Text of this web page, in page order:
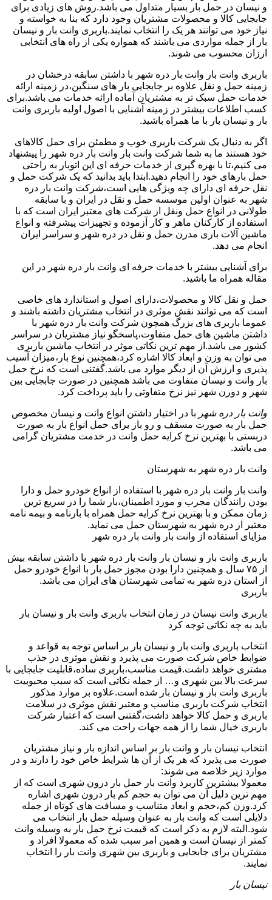
و نیسان در حمل بار بسیار متداول می باشد.روش های زیادی برای
جابجایی کالا و محصولات مشتریان وجود دارد که بنا به خواسته و
نیاز خود می توانند هر یک را انتخاب نمایند.باربری وانت بار و نیسان
بار از جمله مواردی می باشند که همواره یکی از راه های انتخابی
ارزان محسوب می شوند.
باربری وانت بار وانت بار دره شهر با داشتن سابقه درخشان در
زمینه حمل و نقل علاوه بر جابجایی بار های سنگین،در زمینه ارائه
خدمات حمل سبک تر به مشتریان آماده ارائه خدمات می باشد.برای
کسب اطلاعات بیشتر در زمینه آشنایی با اصول اولیه باربری وانت
بار و نیسان بار با ما همراه باشید.
اگر به دنبال یک شرکت باربری خوب و مطمئن برای حمل کالاهای
خود هستند ما به شما شرکت وانت بار وانت بار دره شهر را پیشنهاد
می کنیم،تا با بهره گیری از خدمات حرفه ای این اتوبار به راحتی
حمل بارهای خود را انجام دهید.ابتدا باید بدانید که یک شرکت حمل و
نقل حرفه ای دارای چه ویژگی هایی است،شرکت وانت بار دره
شهر به عنوان اولین موسسه حمل و نقل در ایران و با سابقه
طولانی در انواع حمل ونقل از شرکت های معتبر ایران است که با
استفاده از کارکنان ماهر و کار آزموده و تجهیزات پیشرفته و انواع
ماشین آلات باری مدرن حمل و نقل در دره شهر و سراسر ایران
انجام می دهد.
برای آشنایی بیشتر با خدمات حرفه ای وانت بار دره شهر در این
مقاله همراه ما باشید.
حمل و نقل کالا و محصولات،دارای اصول و استاندارد های خاصی
است که می توانند نقش موثری در انتخاب مشتریان داشته باشند و
عموما باربری های بزرگ همچون شرکت وانت بار دره شهر با
داشتن ماشین های حمل متفاوت،پاسخگو نیاز مشتریان در سراسر
کشور می باشد.از مهم ترین نکاتی موثر در انتخاب ماشین باربری
می توان به وزن و ابعاد کالا اشاره کرد،همچنین نوع بار،میزان آسیب
پذیری و ارزش آن از دیگر موارد می باشد.گفتنی است که نرخ حمل
بار وانت و نیسان متفاوت می باشد همچنین در صورت جابجایی بین
شهر و دورن شهر نیز نرخ متفاوتی را باید پرداخت کرد.
وانت بار دره شهر با در اختیار داشتن انواع وانت و نیسان مخصوص
حمل بار به صورت مسقف و رو باز برای حمل انواع بار به صورت
دربستی با بهترین نرخ کرایه حمل وانت در خدمت مشتریان گرامی
می باشد.
وانت بار دره شهر به شهرستان
وانت بار وانت بار دره شهر با استفاده از انواع خودرو حمل و دارا
بودن رانندگان مجرب و مورد اطمینان،بار شما را در سریع ترین
زمان ممکن و با بهترین نرخ کرایه حمل همراه با بارنامه و بیمه نامه
معتبر از دره شهر به شهرستان حمل می نماید.
مزایای استفاده از وانت بار وانت بار دره شهر
باربری وانت بار و نیسان بار وانت بار دره شهر با داشتن سابقه بیش
از ۷۵ سال و همچنین دارا بودن مجوز حمل بار با انواع خودرو حمل
از استان دره شهر به تمامی شهرستان های ایران می باشد.
باربری
باربری وانت نیسان در زمان انتخاب باربری وانت بار و نیسان بار
باید به چه نکاتی توجه کرد
انتخاب باربری وانت بار و نیسان بار بر اساس توجه به قواعد و
ضوابط خاص شرکت صورت می پذیرد و نقش موثری در جذب
مشتری خواهد داشت.قیمت مناسب،باربری ساده،قابلیت جابجایی با
سرعت بالا بین شهری و… از جمله نکاتی است که سبب محبوبیت
باربری وانت بار و نیسان بار شده است.علاوه بر موارد مذکور
انتخاب شرکت باربری مناسب و معتبر نقش موثری در سلامت
باربری و حمل کالا خواهد داشت،گفتنی است که اعتبار شرکت
باربری خیال شما را از همه جهات راحت می کند.
انتخاب نیسان بار و وانت بار بر اساس اندازه بار و نیاز مشتریان
صورت می پذیرد که هر یک از آن ها شرایط خاص خود را دارند و در
موارد زیر خلاصه می شوند:
معمولا بیشترین کاربرد وانت بار حمل بار درون شهری است که از
مهم ترین دلیل آن می توان به حجم کم بار درون شهری اشاره
کرد.وزن کم،حجم و ابعاد متناسب و مسافت های کوتاه از جمله
دلایلی است که وانت بار به عنوان وسیله حمل بار انتخاب می
شود.البته لازم به ذکر است که قیمت نرخ حمل بار به وسیله وانت
کمتر از نیسان است و همین امر سبب شده که معمولا افراد و
مشتریان برای جابجایی و باربری بین شهری وانت بار را انتخاب
نمایند.
نیسان بار